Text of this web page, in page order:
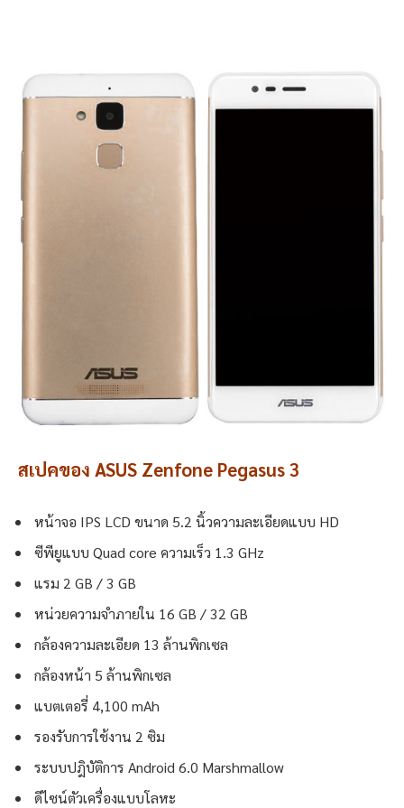
สเปคของ ASUS Zenfone Pegasus 3
หน้าจอ IPS LCD ขนาด 5.2 นิ้วความละเอียดแบบ HD
ซีพียูแบบ Quad core ความเร็ว 1.3 GHz
แรม 2 GB / 3 GB
หน่วยความจำภายใน 16 GB / 32 GB
กล้องความละเอียด 13 ล้านพิกเซล
กล้องหน้า 5 ล้านพิกเซล
แบตเตอรี่ 4,100 mAh
รองรับการใช้งาน 2 ซิม
ระบบปฎิบัติการ Android 6.0 Marshmallow
ดีไซน์ตัวเครื่องแบบโลหะ